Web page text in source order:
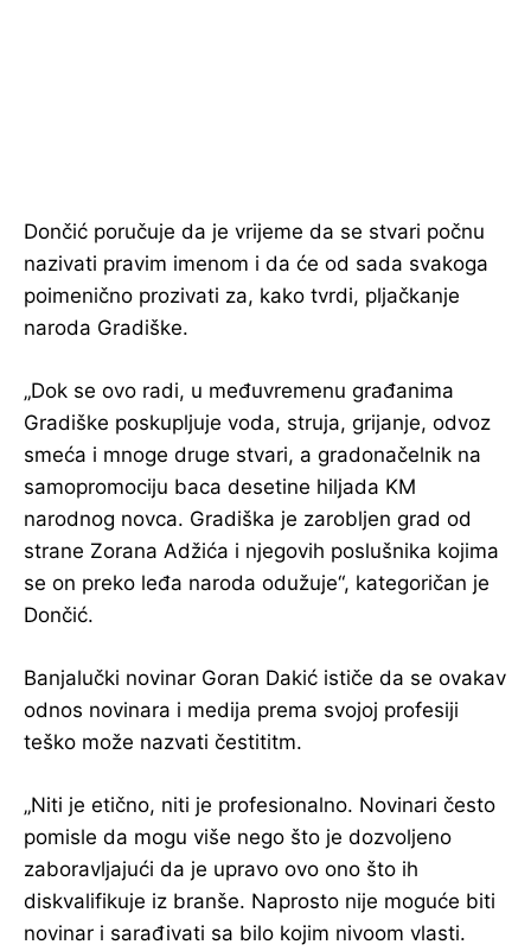
Dončić poručuje da je vrijeme da se stvari počnu
nazivati pravim imenom i da će od sada svakoga
poimenično prozivati za, kako tvrdi, pljačkanje
naroda Gradiške.
„Dok se ovo radi, u međuvremenu građanima
Gradiške poskupljuje voda, struja, grijanje, odvoz
smeća i mnoge druge stvari, a gradonačelnik na
samopromociju baca desetine hiljada KM
narodnog novca. Gradiška je zarobljen grad od
strane Zorana Adžića i njegovih poslušnika kojima
se on preko leđa naroda odužuje“, kategoričan je
Dončić.
Banjalučki novinar Goran Dakić ističe da se ovakav
odnos novinara i medija prema svojoj profesiji
teško može nazvati čestititm.
„Niti je etično, niti je profesionalno. Novinari često
pomisle da mogu više nego što je dozvoljeno
zaboravljajući da je upravo ovo ono što ih
diskvalifikuje iz branše. Naprosto nije moguće biti
novinar i sarađivati sa bilo kojim nivoom vlasti.